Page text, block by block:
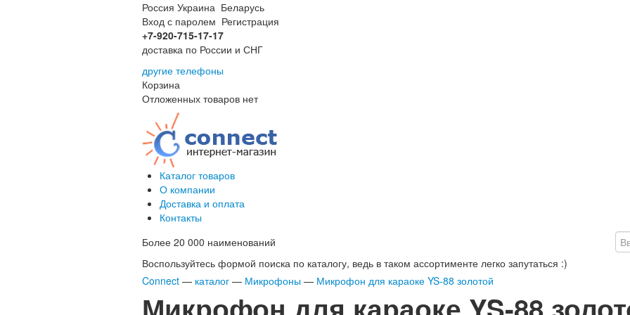
Россия Украина Беларусь
Вход с паролем Регистрация
+7-920-715-17-17
доставка по России и СНГ
другие телефоны
Корзина
Отложенных товаров нет
Каталог товаров
О компании
Доставка и оплата
Контакты
Более 20 000 наименований
Воспользуйтесь формой поиска по каталогу, ведь в таком ассортименте легко запутаться :)
Connect — каталог — Микрофоны — Микрофон для караоке YS-88 золотой